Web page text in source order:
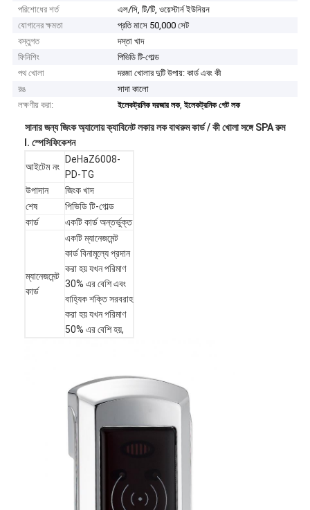
পরিশোধের শর্ত
এল/সি, টি/টি, ওয়েস্টার্ন ইউনিয়ন
যোগানের ক্ষমতা
প্রতি মাসে 50,000 সেট
বস্তুগত
দস্তা খাদ
ফিনিশিং
পিভিডি টি-গোল্ড
পথ খোলা
দরজা খোলার দুটি উপায়: কার্ড এবং কী
রঙ
সাদা কালো
লক্ষণীয় করা:
ইলেকট্রনিক দরজার লক,ইলেকট্রনিক গেট লক
সানার জন্য জিংক অ্যালোয় ক্যাবিনেট লকার লক বাথরুম কার্ড / কী খোলা সঙ্গে SPA রুম
I. স্পেসিফিকেশন
আইটেম নং
DeHaZ6008-
PD-TG
উপাদান
জিংক খাদ
শেষ
পিভিডি টি-গোল্ড
কার্ড
একটি কার্ড অন্তর্ভুক্ত
ম্যানেজমেন্ট
কার্ড
একটি ম্যানেজমেন্ট
কার্ড বিনামূল্যে প্রদান
করা হয় যখন পরিমাণ
30% এর বেশি এবং
বাহ্যিক শক্তি সরবরাহ
করা হয় যখন পরিমাণ
50% এর বেশি হয়,